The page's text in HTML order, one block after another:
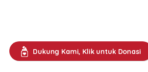
Dukung Kami, Klik untuk Donasi